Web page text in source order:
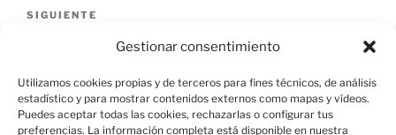
Gestionar consentimiento
Utilizamos cookies propias y de terceros para fines técnicos, de análisis
estadístico y para mostrar contenidos externos como mapas y vídeos.
Puedes aceptar todas las cookies, rechazarlas o configurar tus
preferencias. La información completa está disponible en nuestra
Siguiente
SIGUIENTE
Las Eras / Prado de las Eras